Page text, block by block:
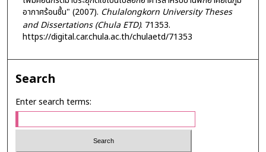
อากาศร้อนชื้น" (2007). Chulalongkorn University Theses
and Dissertations (Chula ETD). 71353.
https://digital.car.chula.ac.th/chulaetd/71353
Search
Enter search terms: